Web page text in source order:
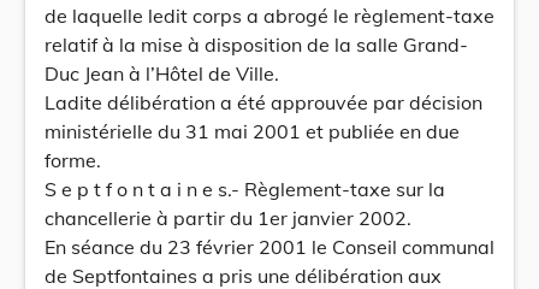
de laquelle ledit corps a abrogé le règlement-taxe
relatif à la mise à disposition de la salle Grand-
Duc Jean à l’Hôtel de Ville.
Ladite délibération a été approuvée par décision
ministérielle du 31 mai 2001 et publiée en due
forme.
S e p t f o n t a i n e s.- Règlement-taxe sur la
chancellerie à partir du 1er janvier 2002.
En séance du 23 février 2001 le Conseil communal
de Septfontaines a pris une délibération aux